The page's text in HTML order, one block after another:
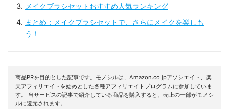
メイクブラシセットおすすめ人気ランキング
まとめ：メイクブラシセットで、さらにメイクを楽しも
う！
商品PRを目的とした記事です。モノシルは、Amazon.co.jpアソシエイト、楽
天アフィリエイトを始めとした各種アフィリエイトプログラムに参加していま
す。 当サービスの記事で紹介している商品を購入すると、売上の一部がモノシ
ルに還元されます。